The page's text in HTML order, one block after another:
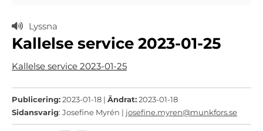
Lyssna
Kallelse service 2023-01-25
Kallelse service 2023-01-25
Publicering:2023-01-18 | Ändrat:2023-01-18
Sidansvarig: Josefine Myrén | josefine.myren@munkfors.se